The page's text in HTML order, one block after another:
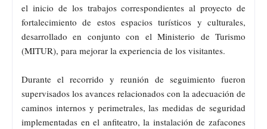
el inicio de los trabajos correspondientes al proyecto de
fortalecimiento de estos espacios turísticos y culturales,
desarrollado en conjunto con el Ministerio de Turismo
(MITUR), para mejorar la experiencia de los visitantes.
Durante el recorrido y reunión de seguimiento fueron
supervisados los avances relacionados con la adecuación de
caminos internos y perimetrales, las medidas de seguridad
implementadas en el anfiteatro, la instalación de zafacones